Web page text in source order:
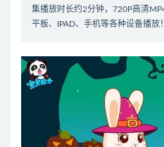
集播放时长约2分钟，720P高清
平板、IPAD、手机等各种设备播放！